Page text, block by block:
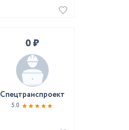
0 ₽
Спецтранспроект
5.0